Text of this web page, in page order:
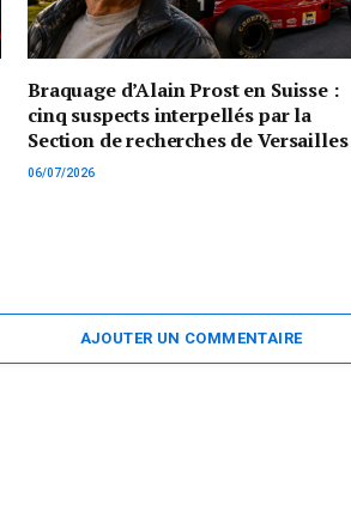
Braquage d’Alain Prost en Suisse :
cinq suspects interpellés par la
Section de recherches de Versailles
06/07/2026
AJOUTER UN COMMENTAIRE